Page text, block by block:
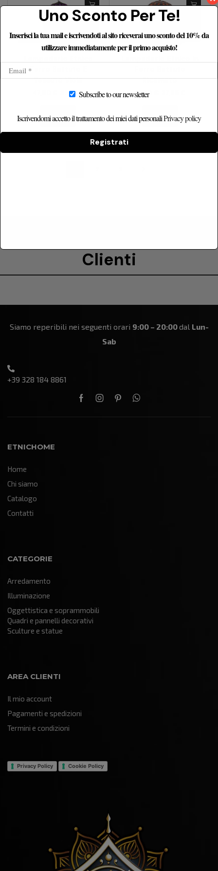
Ferro Battuto E
Tessuto Viola
37,55 €
Ricamato
47,80
Clienti
Siamo reperibili nei seguenti orari 9:00 – 20:00dal Lun-
Sab
+39 328 184 8861
ETNICHOME
Home
Chi siamo
Catalogo
Contatti
CATEGORIE
Arredamento
Illuminazione
Oggettistica e soprammobili
Quadri e pannelli decorativi
Sculture e statue
AREA CLIENTI
Il mio account
Pagamenti e spedizioni
Termini e condizioni
Privacy Policy Cookie Policy
Uno Sconto Per Te!
Inserisci la tua mail e iscrivendoti al sito riceverai uno sconto del 10% da
utilizzare immediatamente per il primo acquisto!
Subscribe to our newsletter
Iscrivendomi accetto il trattamento dei miei dati personaliPrivacy policy
Registrati